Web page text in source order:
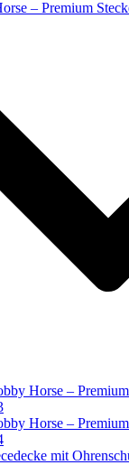
– Premium
Horse –
Horse –
mit